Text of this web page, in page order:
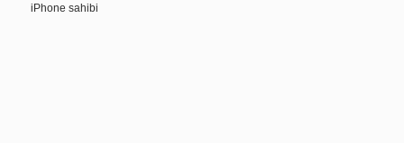
iPhone sahibi